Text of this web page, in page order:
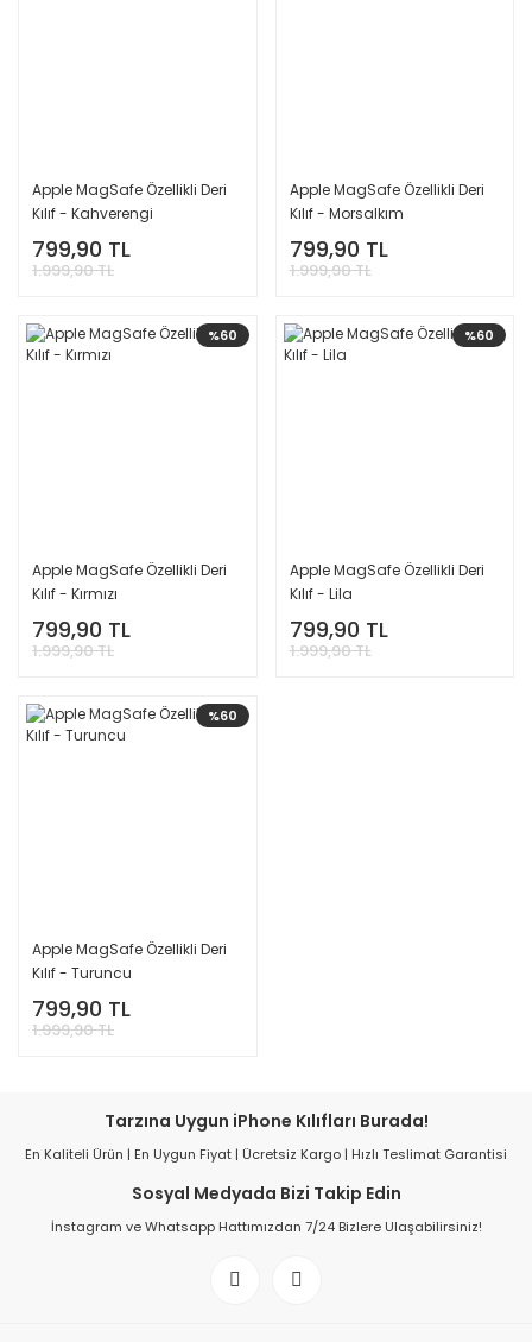
Apple MagSafe Özellikli Deri
Kılıf - Kahverengi
799,90 TL
1.999,90 TL
Apple MagSafe Özellikli Deri
Kılıf - Morsalkım
799,90 TL
1.999,90 TL
%60
Apple MagSafe Özellikli Deri
Kılıf - Kırmızı
799,90 TL
1.999,90 TL
%60
Apple MagSafe Özellikli Deri
Kılıf - Lila
799,90 TL
1.999,90 TL
%60
Apple MagSafe Özellikli Deri
Kılıf - Turuncu
799,90 TL
1.999,90 TL
Tarzına Uygun iPhone Kılıfları Burada!
En Kaliteli Ürün | En Uygun Fiyat | Ücretsiz Kargo | Hızlı Teslimat Garantisi
Sosyal Medyada Bizi Takip Edin
İnstagram ve Whatsapp Hattımızdan 7/24 Bizlere Ulaşabilirsiniz!